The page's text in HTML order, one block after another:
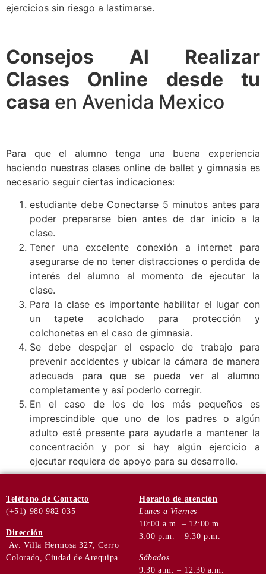
ejercicios sin riesgo a lastimarse.
Consejos Al Realizar
Clases Online desde tu
casa en Avenida Mexico
Para que el alumno tenga una buena experiencia
haciendo nuestras clases online de ballet y gimnasia es
necesario seguir ciertas indicaciones:
estudiante debe Conectarse 5 minutos antes para
poder prepararse bien antes de dar inicio a la
clase.
Tener una excelente conexión a internet para
asegurarse de no tener distracciones o perdida de
interés del alumno al momento de ejecutar la
clase.
Para la clase es importante habilitar el lugar con
un tapete acolchado para protección y
colchonetas en el caso de gimnasia.
Se debe despejar el espacio de trabajo para
prevenir accidentes y ubicar la cámara de manera
adecuada para que se pueda ver al alumno
completamente y así poderlo corregir.
En el caso de los de los más pequeños es
imprescindible que uno de los padres o algún
adulto esté presente para ayudarle a mantener la
concentración y por si hay algún ejercicio a
ejecutar requiera de apoyo para su desarrollo.
Teléfono de Contacto
(+51) 980 982 035
Dirección
Av. Villa Hermosa 327, Cerro
Colorado, Ciudad de Arequipa.
Horario de atención
Lunes a Viernes
10:00 a.m. – 12:00 m.
3:00 p.m. – 9:30 p.m.
Sábados
9:30 a.m. – 12:30 a.m.